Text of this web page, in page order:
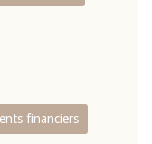
financiers